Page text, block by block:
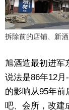
拆除前的店铺、新
旭酒造最初进军
说法是86年12月
的影响从95年
吧、会所，改建